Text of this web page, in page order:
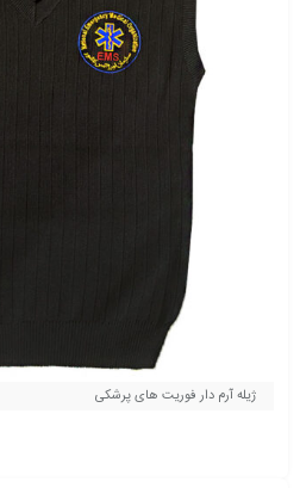
ژیله آرم دار فوریت های پرشکی